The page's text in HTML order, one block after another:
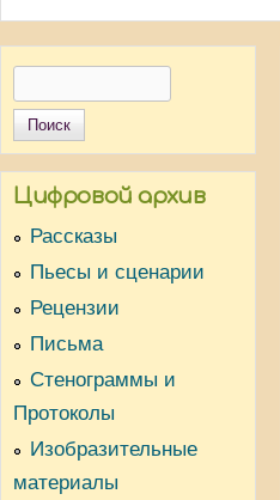
Цифровой архив
Рассказы
Пьесы и сценарии
Рецензии
Письма
Стенограммы и
Протоколы
Изобразительные
материалы